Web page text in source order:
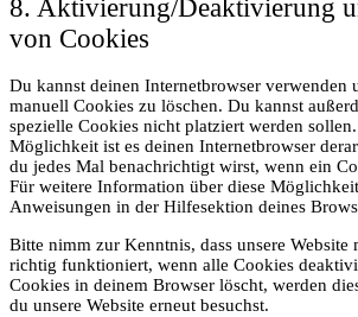
8. Aktivierung/Deaktivierung
von Cookies
Du kannst deinen Internetbrowser verwenden
manuell Cookies zu löschen. Du kannst
spezielle Cookies nicht platziert werden
Möglichkeit ist es deinen Internetbrowser
du jedes Mal benachrichtigt wirst, wenn ein
Für weitere Information über diese
Anweisungen in der Hilfesektion deines
Bitte nimm zur Kenntnis, dass unsere Website
richtig funktioniert, wenn alle Cookies
Cookies in deinem Browser löscht, werden
du unsere Website erneut besuchst.